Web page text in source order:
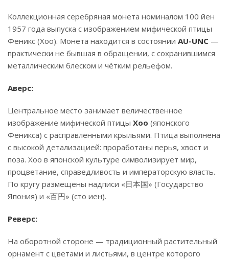
Коллекционная серебряная монета номиналом 100 йен
1957 года выпуска с изображением мифической птицы
Феникс (Хоо). Монета находится в состоянии AU-UNC —
практически не бывшая в обращении, с сохранившимся
металлическим блеском и чётким рельефом.
Аверс:
Центральное место занимает величественное
изображение мифической птицы Хоо (японского
Феникса) с расправленными крыльями. Птица выполнена
с высокой детализацией: проработаны перья, хвост и
поза. Хоо в японской культуре символизирует мир,
процветание, справедливость и императорскую власть.
По кругу размещены надписи «日本国» (Государство
Япония) и «百円» (сто иен).
Реверс:
На оборотной стороне — традиционный растительный
орнамент с цветами и листьями, в центре которого